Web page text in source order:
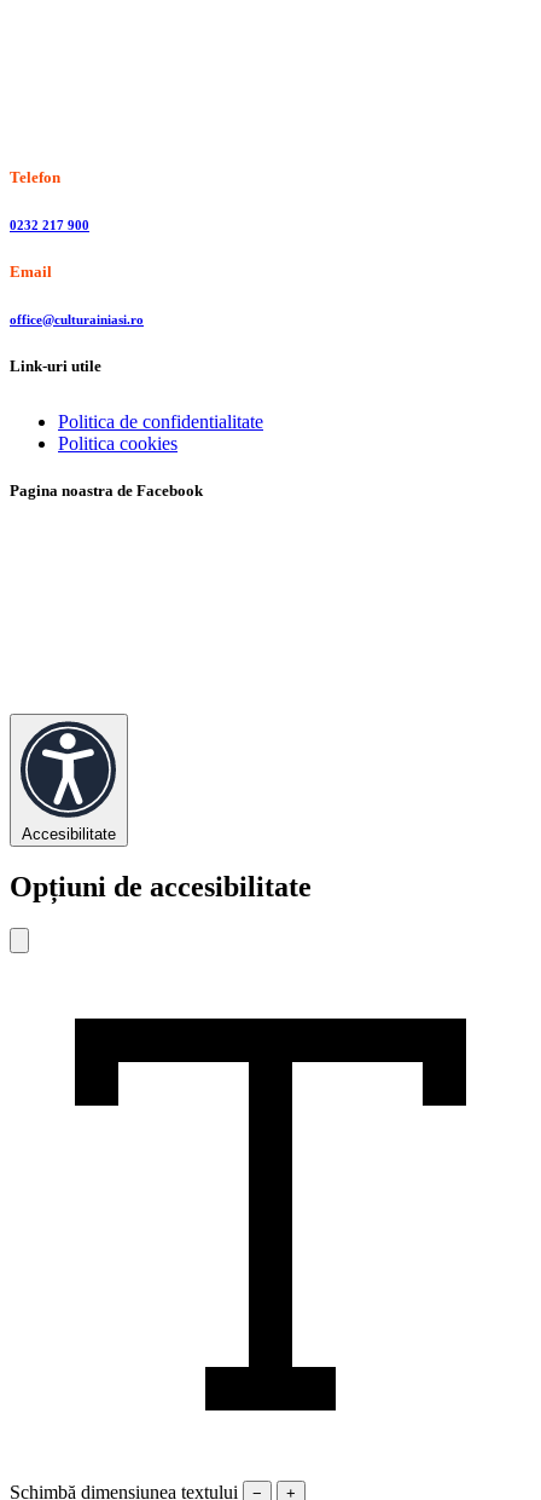
Telefon
0232 217 900
Email
office@culturainiasi.ro
Link-uri utile
Politica de confidentialitate
Politica cookies
Pagina noastra de Facebook
Accesibilitate
Opțiuni de accesibilitate
Schimbă dimensiunea textului − +